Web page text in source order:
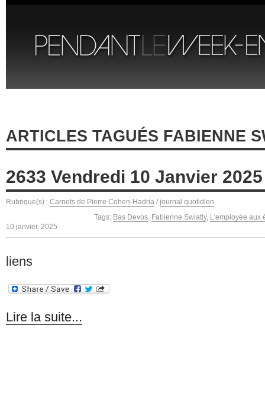
ARTICLES TAGUÉS FABIENNE
2633 Vendredi 10 Janvier 2025
Rubrique(s) : Carnets de Pierre Cohen-Hadria / journal quotidien
Tags: Bas Devos, Fabienne Swiatly, L'employée aux
10 janvier, 2025
liens
Lire la suite...